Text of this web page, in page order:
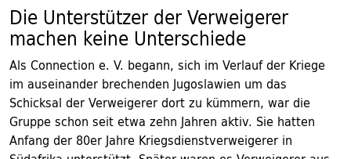
Die Unterstützer der Verweigerer
machen keine Unterschiede
Als Connection e. V. begann, sich im Verlauf der Kriege
im auseinander brechenden Jugoslawien um das
Schicksal der Verweigerer dort zu kümmern, war die
Gruppe schon seit etwa zehn Jahren aktiv. Sie hatten
Anfang der 80er Jahre Kriegsdienstverweigerer in